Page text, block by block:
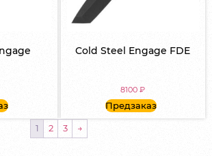
Cold Steel Engage FDE
8100₽
Предзаказ
1 2 3 →